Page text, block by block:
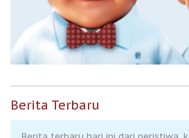
Berita Terbaru